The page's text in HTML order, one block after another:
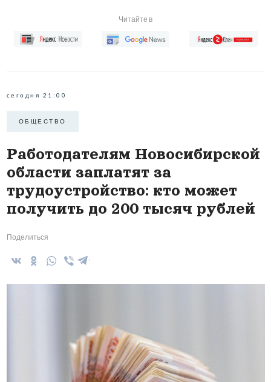
Читайте в
сегодня 21:00
ОБЩЕСТВО
Работодателям Новосибирской
области заплатят за
трудоустройство: кто может
получить до 200 тысяч рублей
Поделиться